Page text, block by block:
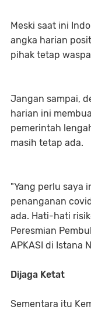
Meski saat ini
angka harian
pihak tetap
Jangan sampai,
harian ini
pemerintah
masih tetap ada.
"Yang perlu saya
penanganan
ada. Hati-hati
Peresmian
APKASI di Istana
Dijaga Ketat
Sementara itu